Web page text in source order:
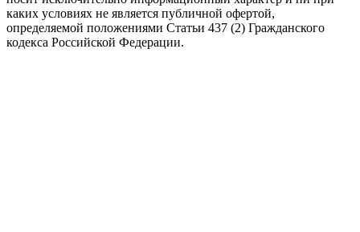
каких условиях не является публичной офертой,
определяемой положениями Статьи 437 (2) Гражданского
кодекса Российской Федерации.